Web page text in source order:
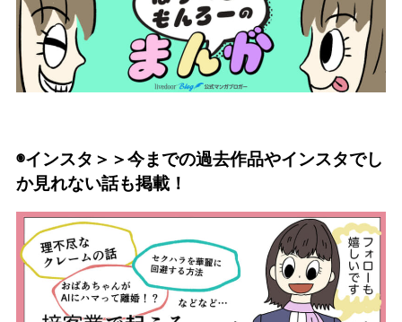
◉インスタ＞＞今までの過去作品やインスタでし
か見れない話も掲載！